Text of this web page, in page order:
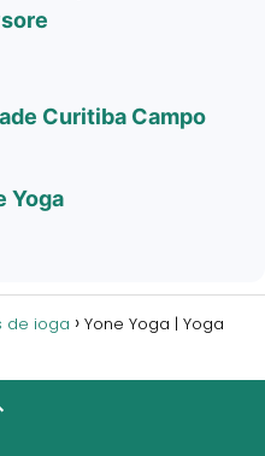
Curitiba Campo
Yoga
de ioga
Yone Yoga | Yoga